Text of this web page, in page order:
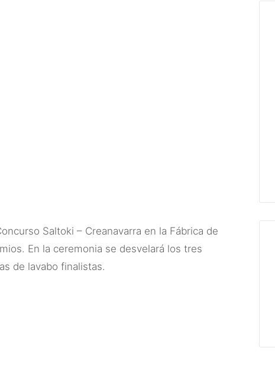
Saltoki – Creanavarra en la Fábrica de
En la ceremonia se desvelará los tres
de lavabo finalistas.